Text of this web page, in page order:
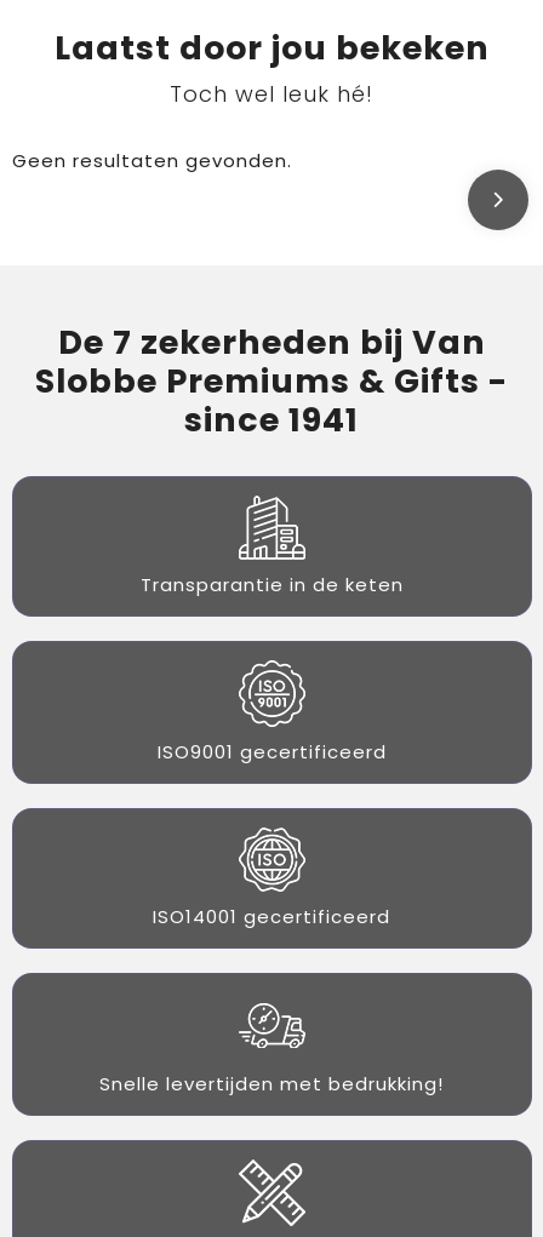
Laatst door jou bekeken
Toch wel leuk hé!
Geen resultaten gevonden.
De 7 zekerheden bij Van
Slobbe Premiums & Gifts -
since 1941
Transparantie in de keten
ISO9001 gecertificeerd
ISO14001 gecertificeerd
Snelle levertijden met bedrukking!